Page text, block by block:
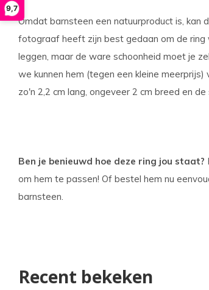
9,7
Omdat barnsteen een natuurproduct is, kan
fotograaf heeft zijn best gedaan om de ring
leggen, maar de ware schoonheid moet je
we kunnen hem (tegen een kleine
zo'n 2,2 cm lang, ongeveer 2 cm breed en
Ben je benieuwd hoe deze ring jou staat?
om hem te passen! Of bestel hem nu
barnsteen.
Recent bekeken